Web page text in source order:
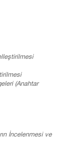
(Anahtar
İncelenmesi ve